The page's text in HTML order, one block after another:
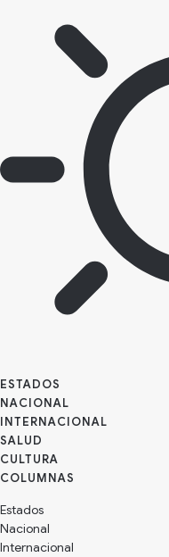
ESTADOS
NACIONAL
INTERNACIONAL
SALUD
CULTURA
Estados
Nacional
Internacional